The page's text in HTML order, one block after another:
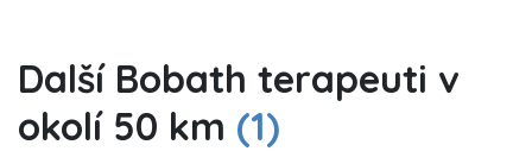
Další Bobath terapeuti v
okolí 50 km (1)